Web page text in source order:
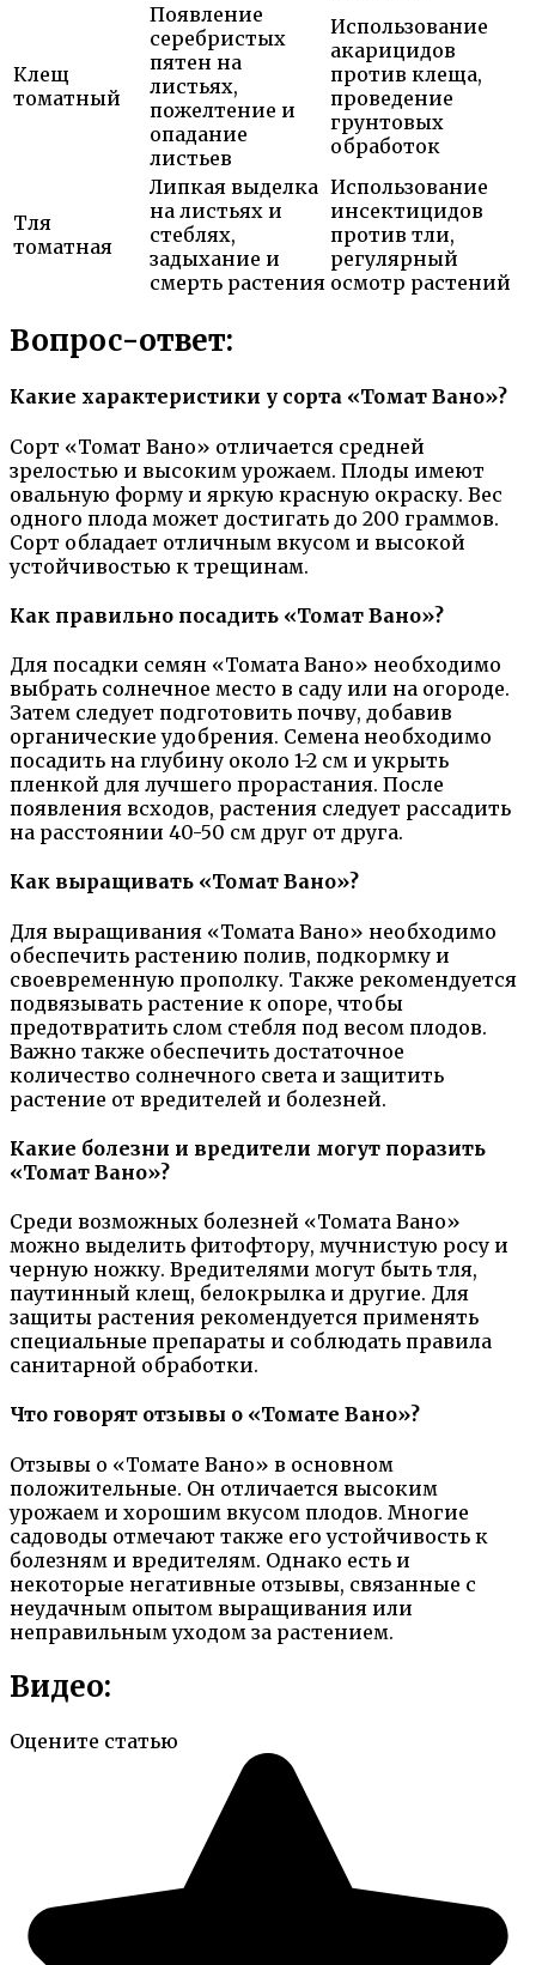
Клещ
томатный
Появление
серебристых
пятен на
листьях,
пожелтение и
опадание
листьев
Использование
акарицидов
против клеща,
проведение
грунтовых
обработок
Тля
томатная
Липкая выделка
на листьях и
стеблях,
задыхание и
смерть растения
Использование
инсектицидов
против тли,
регулярный
осмотр растений
Вопрос-ответ:
Какие характеристики у сорта «Томат Вано»?
Сорт «Томат Вано» отличается средней
зрелостью и высоким урожаем. Плоды имеют
овальную форму и яркую красную окраску. Вес
одного плода может достигать до 200 граммов.
Сорт обладает отличным вкусом и высокой
устойчивостью к трещинам.
Как правильно посадить «Томат Вано»?
Для посадки семян «Томата Вано» необходимо
выбрать солнечное место в саду или на огороде.
Затем следует подготовить почву, добавив
органические удобрения. Семена необходимо
посадить на глубину около 1-2 см и укрыть
пленкой для лучшего прорастания. После
появления всходов, растения следует рассадить
на расстоянии 40-50 см друг от друга.
Как выращивать «Томат Вано»?
Для выращивания «Томата Вано» необходимо
обеспечить растению полив, подкормку и
своевременную прополку. Также рекомендуется
подвязывать растение к опоре, чтобы
предотвратить слом стебля под весом плодов.
Важно также обеспечить достаточное
количество солнечного света и защитить
растение от вредителей и болезней.
Какие болезни и вредители могут поразить
«Томат Вано»?
Среди возможных болезней «Томата Вано»
можно выделить фитофтору, мучнистую росу и
черную ножку. Вредителями могут быть тля,
паутинный клещ, белокрылка и другие. Для
защиты растения рекомендуется применять
специальные препараты и соблюдать правила
санитарной обработки.
Что говорят отзывы о «Томате Вано»?
Отзывы о «Томате Вано» в основном
положительные. Он отличается высоким
урожаем и хорошим вкусом плодов. Многие
садоводы отмечают также его устойчивость к
болезням и вредителям. Однако есть и
некоторые негативные отзывы, связанные с
неудачным опытом выращивания или
неправильным уходом за растением.
Видео:
Оцените статью